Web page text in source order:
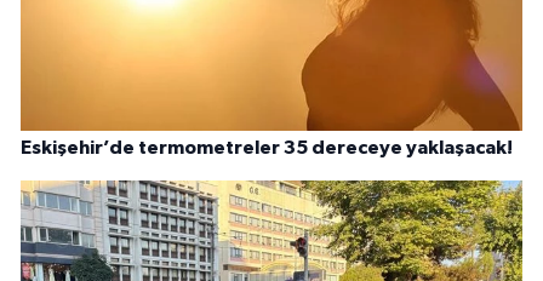
Eskişehir’de termometreler 35 dereceye yaklaşacak!